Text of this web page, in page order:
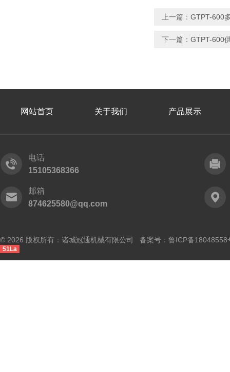
上一篇： GTPT-600
下一篇： GTPT-600
网站首页 关于我们 产品展示
电话
15105368366
邮箱
874625580@qq.com
© 2026 版权所有：诸城冠通机械有限公司 备案号： 鲁ICP备18048558
51La